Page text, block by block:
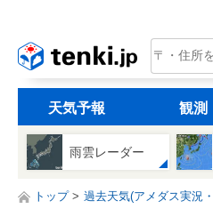
tenki.jp
天気予報 観測
雨雲レーダー
トップ 過去天気(アメダス実況